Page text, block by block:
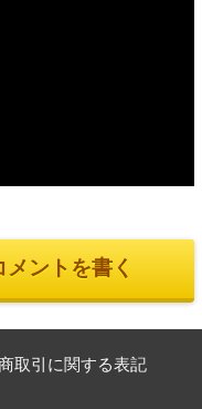
ントを書く
取引に関する表記